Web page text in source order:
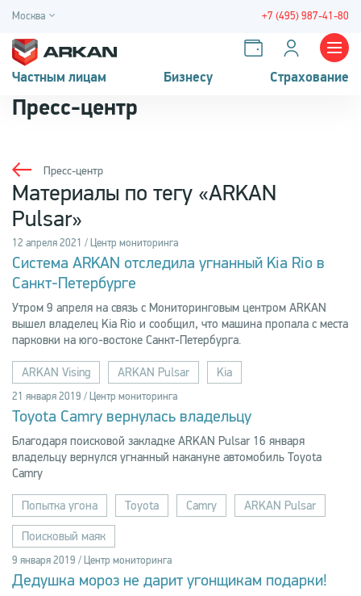
Москва +7 (495) 987-41-80
Частным лицам Бизнесу Страхование
Пресс-центр
Пресс-центр
Материалы по тегу «ARKAN
Pulsar»
12 апреля 2021 / Центр мониторинга
Система ARKAN отследила угнанный Kia Rio в
Санкт-Петербурге
Утром 9 апреля на связь с Мониторинговым центром ARKAN
вышел владелец Kia Rio и сообщил, что машина пропала с места
парковки на юго-востоке Санкт-Петербурга.
ARKAN Vising ARKAN Pulsar Kia
21 января 2019 / Центр мониторинга
Toyota Camry вернулась владельцу
Благодаря поисковой закладке ARKAN Pulsar 16 января
владельцу вернулся угнанный накануне автомобиль Toyota
Camry
Попытка угона Toyota Camry ARKAN Pulsar
Поисковый маяк
9 января 2019 / Центр мониторинга
Дедушка мороз не дарит угонщикам подарки!